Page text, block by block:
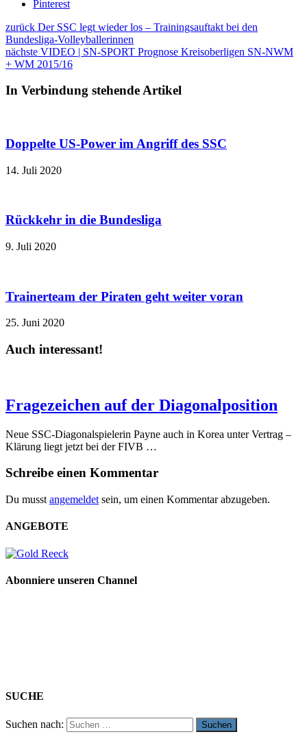
Pinterest
zurück Der SSC legt wieder los – Trainingsauftakt bei den
Bundesliga-Volleyballerinnen
nächste VIDEO | SN-SPORT Prognose Kreisoberligen SN-NWM
+ WM 2015/16
In Verbindung stehende Artikel
Doppelte US-Power im Angriff des SSC
14. Juli 2020
Rückkehr in die Bundesliga
9. Juli 2020
Trainerteam der Piraten geht weiter voran
25. Juni 2020
Auch interessant!
Fragezeichen auf der Diagonalposition
Neue SSC-Diagonalspielerin Payne auch in Korea unter Vertrag –
Klärung liegt jetzt bei der FIVB …
Schreibe einen Kommentar
Du musst angemeldet sein, um einen Kommentar abzugeben.
ANGEBOTE
Abonniere unseren Channel
SUCHE
Suchen nach: